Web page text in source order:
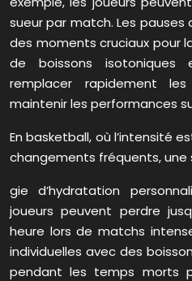
sueur par match. Les
des moments cruciaux pour
de boissons isotoniques
remplacer rapidement
maintenir les performances
En basketball, où l’intensité
changements fréquents,
gie d’hydratation
joueurs peuvent perdre
heure lors de matchs
individuelles avec des
pendant les temps morts